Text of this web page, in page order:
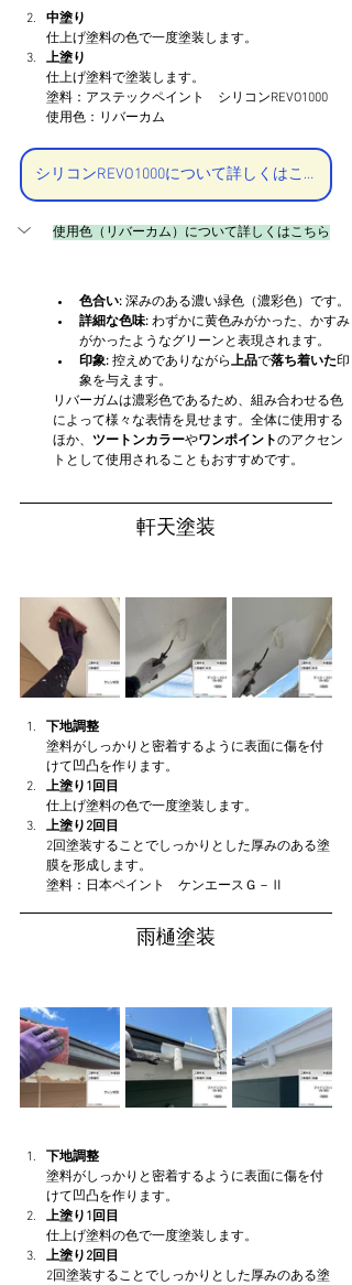
中塗り
仕上げ塗料の色で一度塗装します。
上塗り
仕上げ塗料で塗装します。
塗料：アステックペイント　シリコンREVO1000
使用色：リバーカム
シリコンREVO1000について詳しくはこちら
使用色（リバーカム）について詳しくはこちら
色合い: 深みのある濃い緑色（濃彩色）です。
詳細な色味: わずかに黄色みがかった、かすみ
がかったようなグリーンと表現されます。
印象: 控えめでありながら上品で落ち着いた印
象を与えます。
リバーガムは濃彩色であるため、組み合わせる色
によって様々な表情を見せます。全体に使用する
ほか、 ツートンカラーやワンポイントのアクセン
トとして使用されることもおすすめです。
軒天塗装
下地調整
塗料がしっかりと密着するように表面に傷を付
けて凹凸を作ります。
上塗り1回目
仕上げ塗料の色で一度塗装します。
上塗り2回目
2回塗装することでしっかりとした厚みのある塗
膜を形成します。
塗料：日本ペイント　ケンエースＧ－Ⅱ
雨樋塗装
下地調整
塗料がしっかりと密着するように表面に傷を付
けて凹凸を作ります。
上塗り1回目
仕上げ塗料の色で一度塗装します。
上塗り2回目
2回塗装することでしっかりとした厚みのある塗